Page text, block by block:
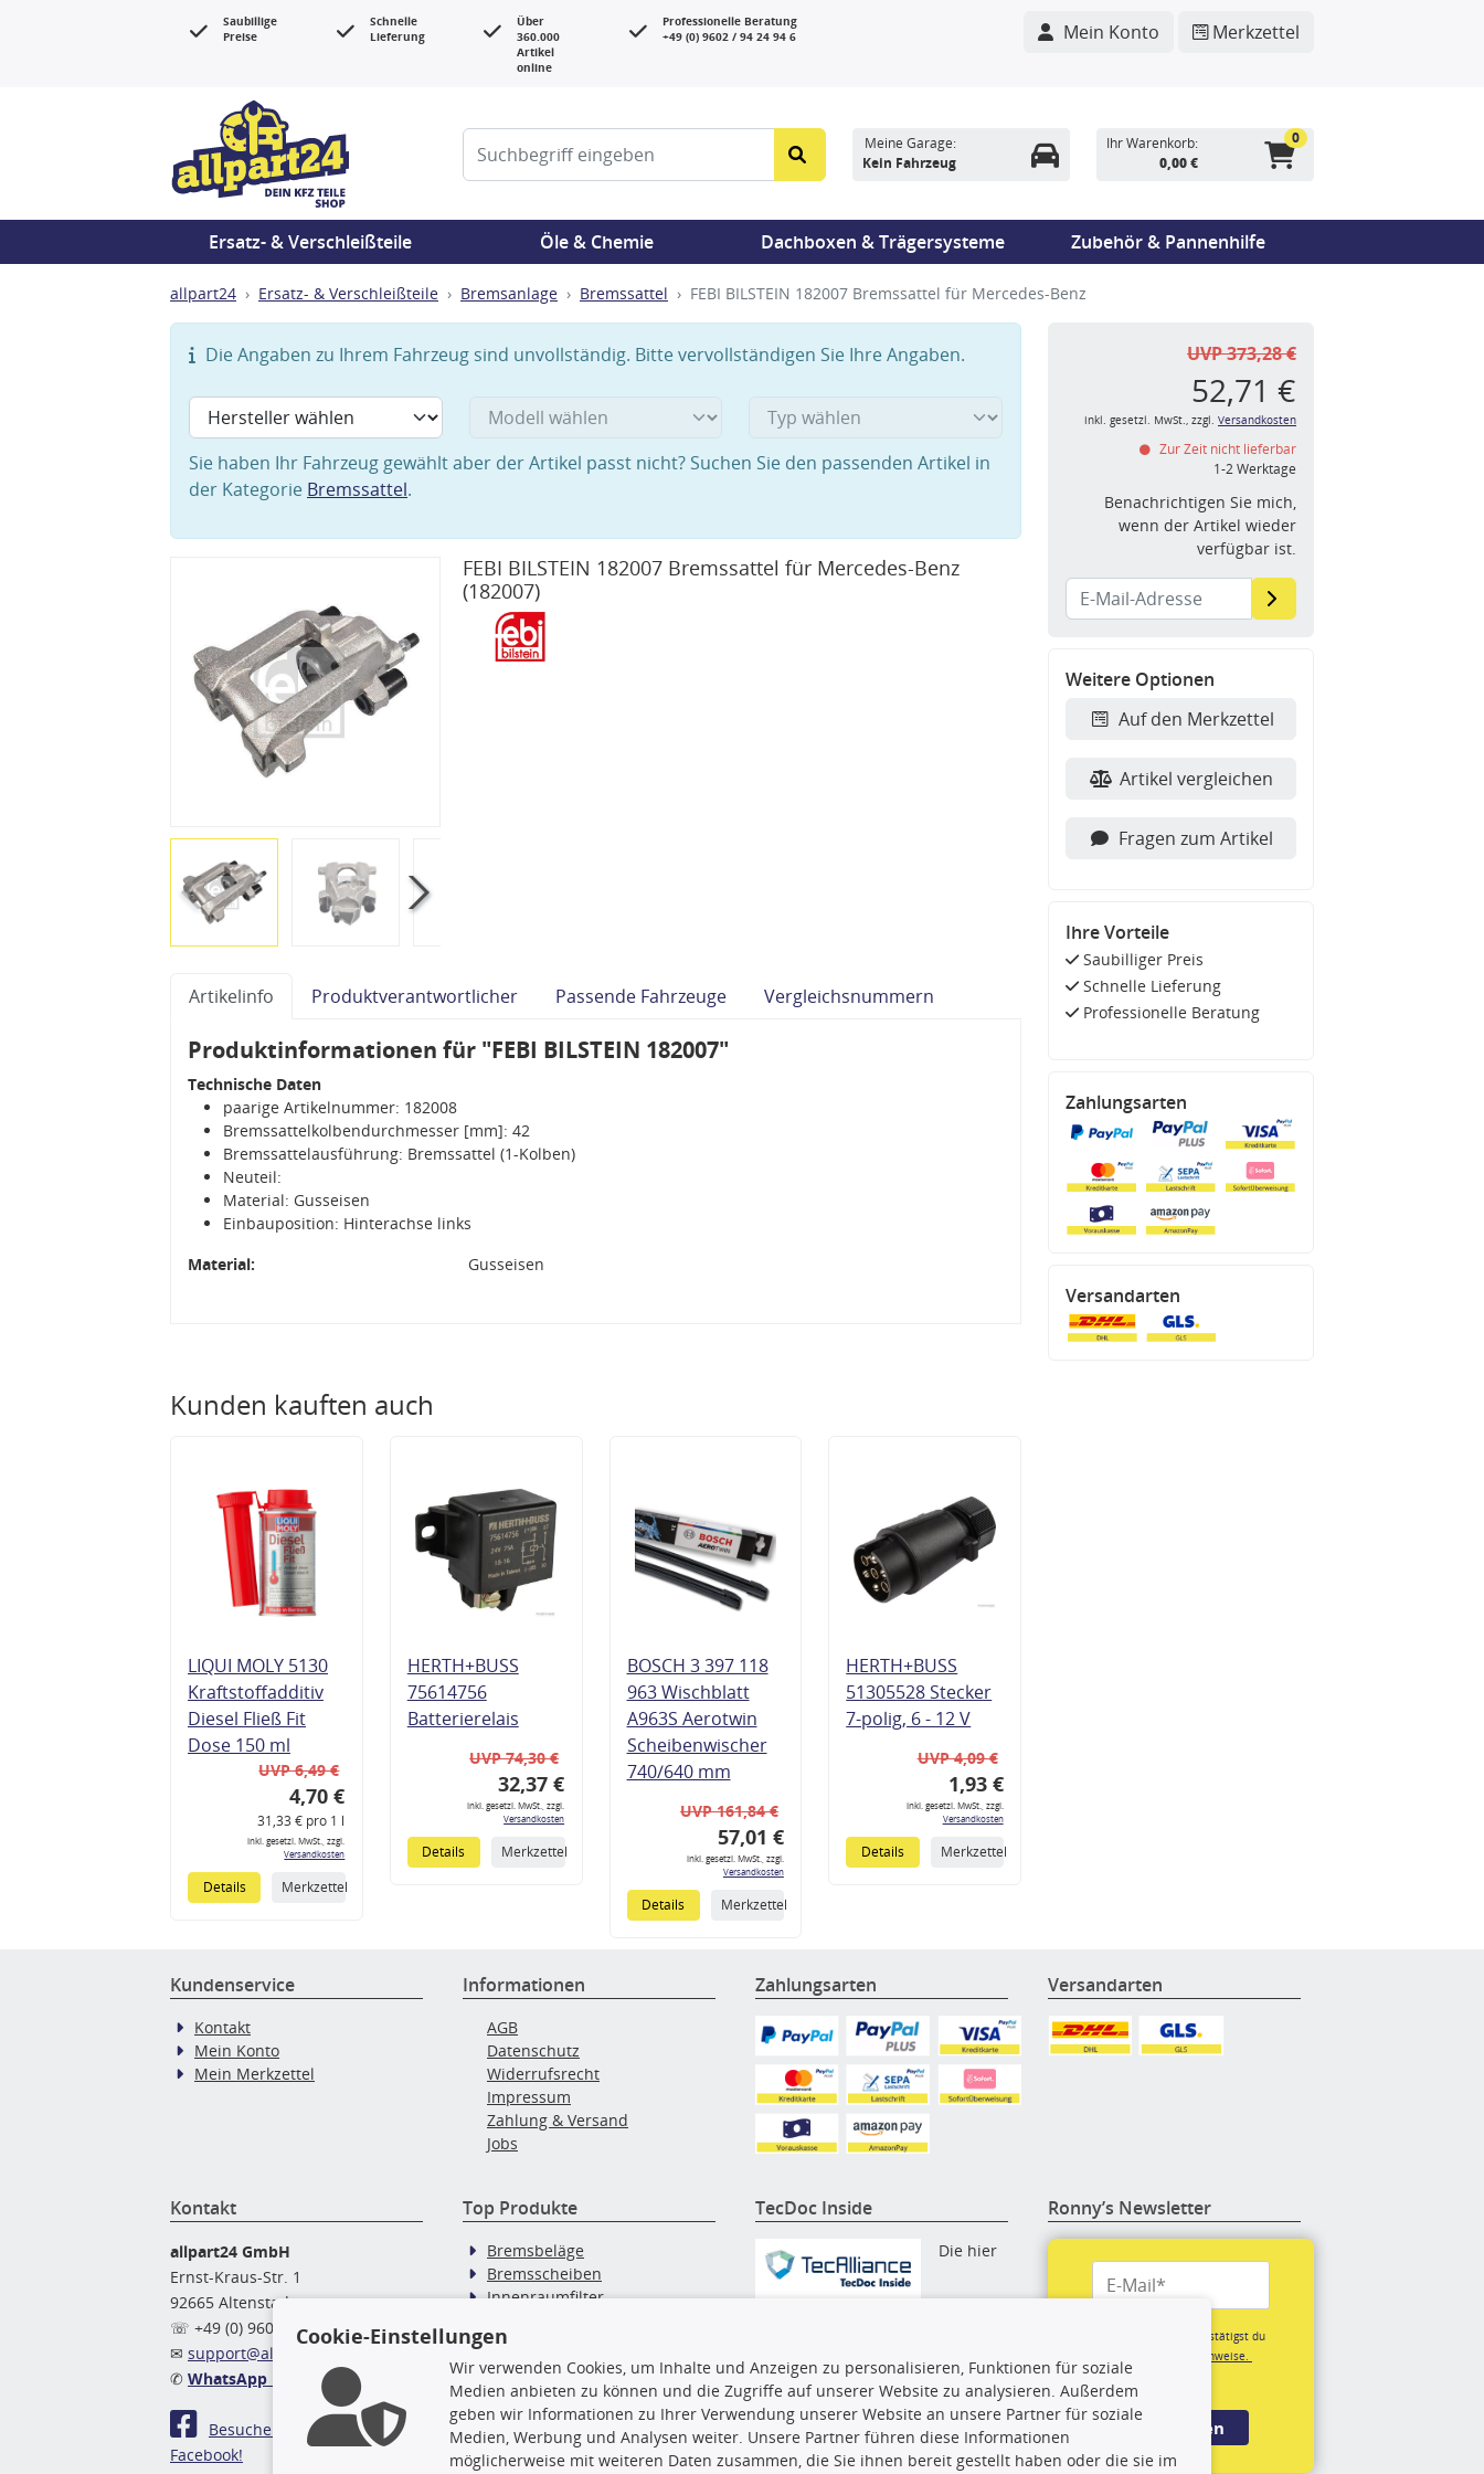
Saubillige
Preise
Schnelle
Lieferung
Über
360.000
Artikel
online
Professionelle Beratung
+49 (0) 9602 / 94 24 94 6
Mein Konto Merkzettel
Meine Garage:
Kein Fahrzeug
Ihr Warenkorb:
0,00 €
0
Ersatz- & Verschleißteile Öle & Chemie Dachboxen & Trägersysteme Zubehör & Pannenhilfe
allpart24 Ersatz- & Verschleißteile Bremsanlage Bremssattel FEBI BILSTEIN 182007 Bremssattel für Mercedes-Benz
Die Angaben zu Ihrem Fahrzeug sind unvollständig. Bitte vervollständigen Sie Ihre Angaben.
Sie haben Ihr Fahrzeug gewählt aber der Artikel passt nicht? Suchen Sie den passenden Artikel in
der Kategorie Bremssattel.
FEBI BILSTEIN 182007 Bremssattel für Mercedes-Benz
(182007)
Artikelinfo Produktverantwortlicher Passende Fahrzeuge Vergleichsnummern
Produktinformationen für "FEBI BILSTEIN 182007"
Technische Daten
paarige Artikelnummer: 182008
Bremssattelkolbendurchmesser [mm]: 42
Bremssattelausführung: Bremssattel (1-Kolben)
Neuteil:
Material: Gusseisen
Einbauposition: Hinterachse links
Material:
Gusseisen
Kunden kauften auch
LIQUI MOLY 5130
Kraftstoffadditiv
Diesel Fließ Fit
Dose 150 ml
UVP 6,49 €
4,70 €
31,33 € pro 1 l
inkl. gesetzl. MwSt., zzgl.
Versandkosten
Details Merkzettel
HERTH+BUSS
75614756
Batterierelais
UVP 74,30 €
32,37 €
inkl. gesetzl. MwSt., zzgl.
Versandkosten
Details Merkzettel
BOSCH 3 397 118
963 Wischblatt
A963S Aerotwin
Scheibenwischer
740/640 mm
UVP 161,84 €
57,01 €
inkl. gesetzl. MwSt., zzgl.
Versandkosten
Details Merkzettel
HERTH+BUSS
51305528 Stecker
7-polig, 6 - 12 V
UVP 4,09 €
1,93 €
inkl. gesetzl. MwSt., zzgl.
Versandkosten
Details Merkzettel
UVP 373,28 €
52,71 €
inkl. gesetzl. MwSt., zzgl. Versandkosten
Zur Zeit nicht lieferbar
1-2 Werktage
Benachrichtigen Sie mich,
wenn der Artikel wieder
verfügbar ist.
Weitere Optionen
Auf den Merkzettel
Artikel vergleichen
Fragen zum Artikel
Ihre Vorteile
Saubilliger Preis
Schnelle Lieferung
Professionelle Beratung
Zahlungsarten
Versandarten
Kundenservice
Kontakt
Mein Konto
Mein Merkzettel
Informationen
AGB
Datenschutz
Widerrufsrecht
Impressum
Zahlung & Versand
Jobs
Zahlungsarten Versandarten
Kontakt
allpart24 GmbH
Ernst-Kraus-Str. 1
92665 Altenstadt
☏ +49 (0) 9602 / 9 42 49 46
✉ support@allpart24.de
✆ WhatsApp Nachricht
Besuchen Sie uns auf
Facebook!
Top Produkte
Bremsbeläge
Bremsscheiben
Innenraumfilter
Wischerblätter
Zündkerzen
TecDoc Inside
Die hier
unterlassen, die Daten oder die
gesamte Datenbank ohne vorherige
Zustimmung TecDocs zu
vervielfältigen, zu verbreiten
Ronny’s Newsletter
Mit der Anmeldung bestätigst du
Datenschutzhinweise.
(*Pflichtfeld)
Anmelden
Cookie-Einstellungen
Wir verwenden Cookies, um Inhalte und Anzeigen zu personalisieren, Funktionen für soziale
Medien anbieten zu können und die Zugriffe auf unserer Website zu analysieren. Außerdem
geben wir Informationen zu Ihrer Verwendung unserer Website an unsere Partner für soziale
Medien, Werbung und Analysen weiter. Unsere Partner führen diese Informationen
möglicherweise mit weiteren Daten zusammen, die Sie ihnen bereit gestellt haben oder die sie im